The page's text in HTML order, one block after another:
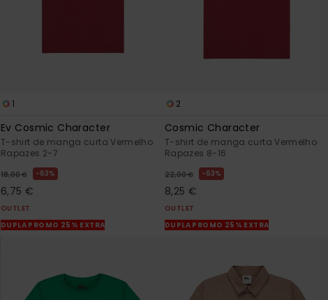
1
Ev Cosmic Character
T-shirt de manga curta Vermelho
Rapazes 2-7
18,00 € 63%
6,75 €
OUTLET
DUPLA PROMO 25% EXTRA
2
Cosmic Character
T-shirt de manga curta Vermelho
Rapazes 8-16
22,00 € 63%
8,25 €
OUTLET
DUPLA PROMO 25% EXTRA